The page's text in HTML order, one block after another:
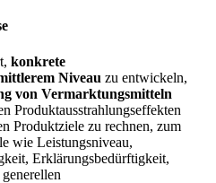
konkrete
Niveau zu entwickeln,
von Vermarktungsmitteln
Produktausstrahlungseffekten
Produktziele zu rechnen, zum
wie Leistungsniveau,
Erklärungsbedürftigkeit,